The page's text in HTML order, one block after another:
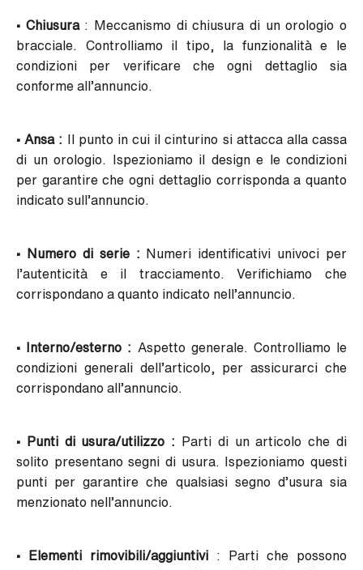
• Chiusura: Meccanismo di chiusura di un orologio o
bracciale. Controlliamo il tipo, la funzionalità e le
condizioni per verificare che ogni dettaglio sia
conforme all’annuncio.
• Ansa : Il punto in cui il cinturino si attacca alla cassa
di un orologio. Ispezioniamo il design e le condizioni
per garantire che ogni dettaglio corrisponda a quanto
indicato sull’annuncio.
• Numero di serie : Numeri identificativi univoci per
l’autenticità e il tracciamento. Verifichiamo che
corrispondano a quanto indicato nell’annuncio.
• Interno/esterno : Aspetto generale. Controlliamo le
condizioni generali dell’articolo, per assicurarci che
corrispondano all’annuncio.
• Punti di usura/utilizzo : Parti di un articolo che di
solito presentano segni di usura. Ispezioniamo questi
punti per garantire che qualsiasi segno d’usura sia
menzionato nell’annuncio.
• Elementi rimovibili/aggiuntivi : Parti che possono